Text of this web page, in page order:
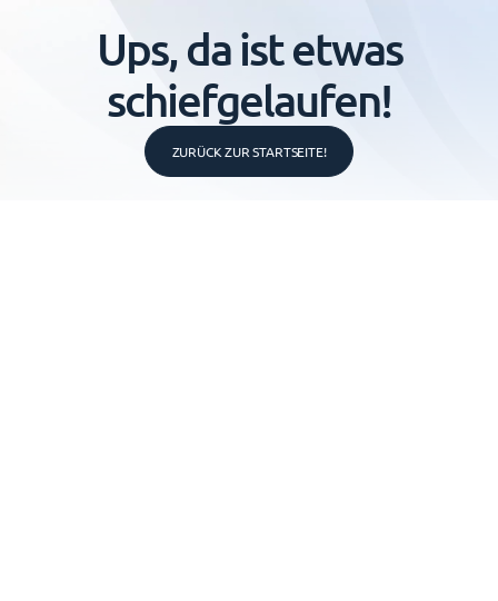
Ups, da ist etwas
schiefgelaufen!
ZURÜCK ZUR STARTSEITE!